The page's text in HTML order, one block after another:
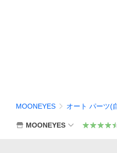
MOONEYES オート パーツ(
MOONEYES